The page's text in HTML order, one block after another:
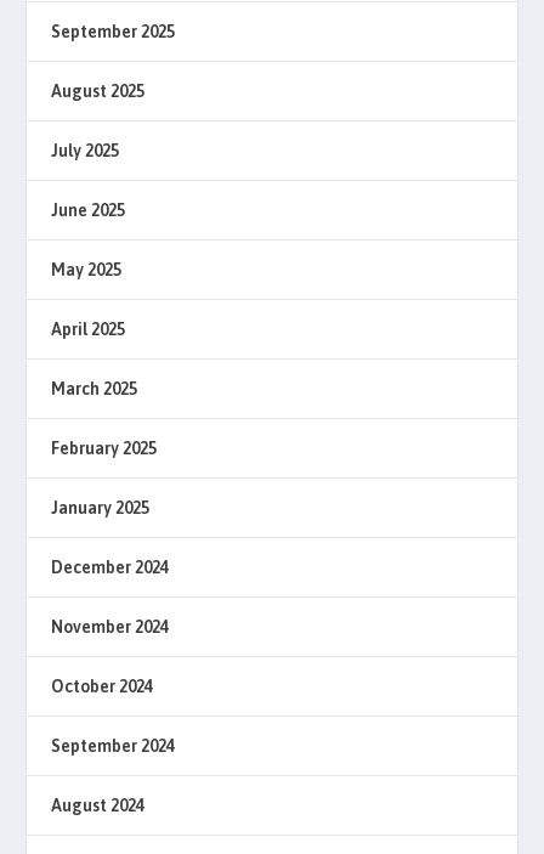
September 2025
August 2025
July 2025
June 2025
May 2025
April 2025
March 2025
February 2025
January 2025
December 2024
November 2024
October 2024
September 2024
August 2024